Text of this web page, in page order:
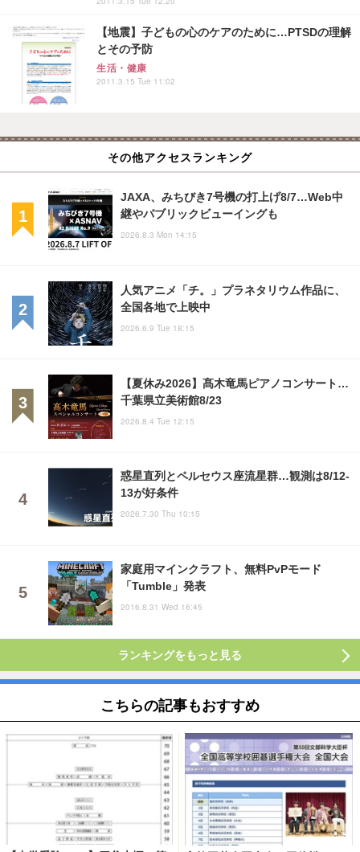
【地震】子どもの心のケアのために…PTSDの理解
とその予防
生活・健康
2011.3.15 Tue 11:02
その他アクセスランキング
JAXA、みちびき7号機の打上げ8/7…Web中
継やパブリックビューイングも
2026.8.3 Mon 14:15
人気アニメ「チ。」プラネタリウム作品に、
全国各地で上映中
2026.6.9 Tue 18:15
【夏休み2026】髙木竜馬ピアノコンサート…
千葉県立美術館8/23
2026.8.4 Tue 12:15
惑星直列とペルセウス座流星群…観測は8/12-
13が好条件
2026.7.30 Thu 10:15
家庭用マインクラフト、無料PvPモード
「Tumble」発表
2016.8.31 Wed 16:45
ランキングをもっと見る
こちらの記事もおすすめ